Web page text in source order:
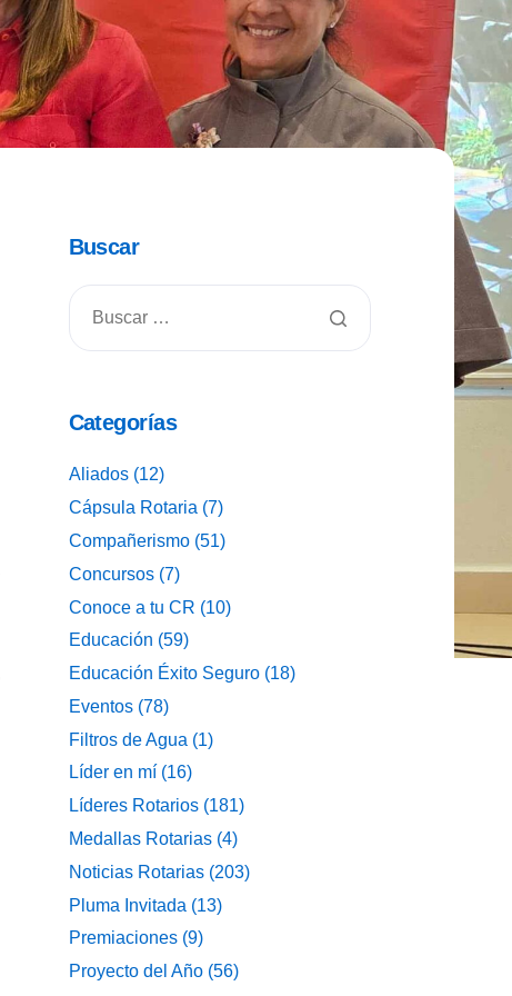
Buscar
Categorías
Aliados(12)
Cápsula Rotaria (7)
Compañerismo(51)
Concursos(7)
Conoce a tu CR (10)
Educación (59)
Educación Éxito Seguro(18)
Eventos(78)
Filtros de Agua (1)
Líder en mí (16)
Líderes Rotarios(181)
Medallas Rotarias(4)
Noticias Rotarias(203)
Pluma Invitada (13)
Premiaciones(9)
Proyecto del Año(56)